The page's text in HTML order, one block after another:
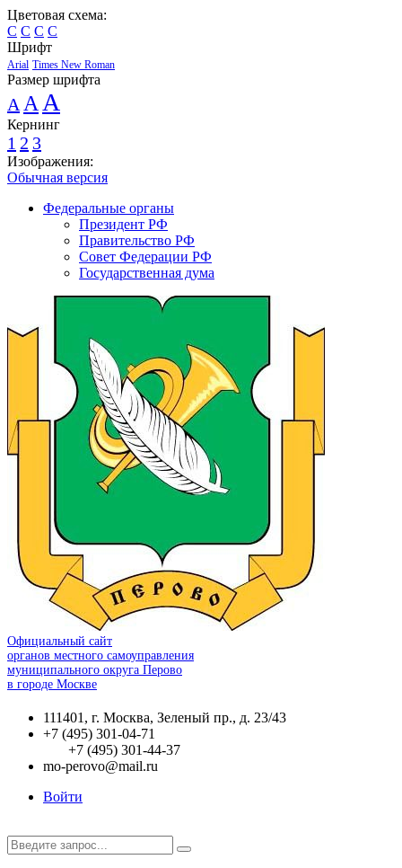
Цветовая схема:
C C C C
Шрифт
Arial Times New Roman
Размер шрифта
A A A
Кернинг
1 2 3
Изображения:
Обычная версия
Федеральные органы
Президент РФ
Правительство РФ
Совет Федерации РФ
Государственная дума
Официальный сайт
органов местного самоуправления
муниципального округа Перово
в городе Москве
111401, г. Москва, Зеленый пр., д. 23/43
+7 (495) 301-04-71
+7 (495) 301-44-37
mo-perovo@mail.ru
Войти